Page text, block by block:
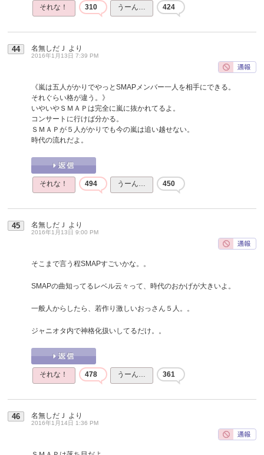
それな！ 310 うーん… 424
44 名無しだＪ より
2016年1月13日 7:39 PM
《嵐は五人がかりでやっとSMAPメンバー一人を相手にできる。
それぐらい格が違う。》
いやいやＳＭＡＰは完全に嵐に抜かれてるよ。
コンサートに行けば分かる。
ＳＭＡＰが５人がかりでも今の嵐は追い越せない。
時代の流れだよ。
それな！ 494 うーん… 450
45 名無しだＪ より
2016年1月13日 9:00 PM
そこまで言う程SMAPすごいかな。。
SMAPの曲知ってるレベル云々って、時代のおかげが大きいよ。
一般人からしたら、若作り激しいおっさん５人。。
ジャニオタ内で神格化扱いしてるだけ。。
それな！ 478 うーん… 361
46 名無しだＪ より
2016年1月14日 1:36 PM